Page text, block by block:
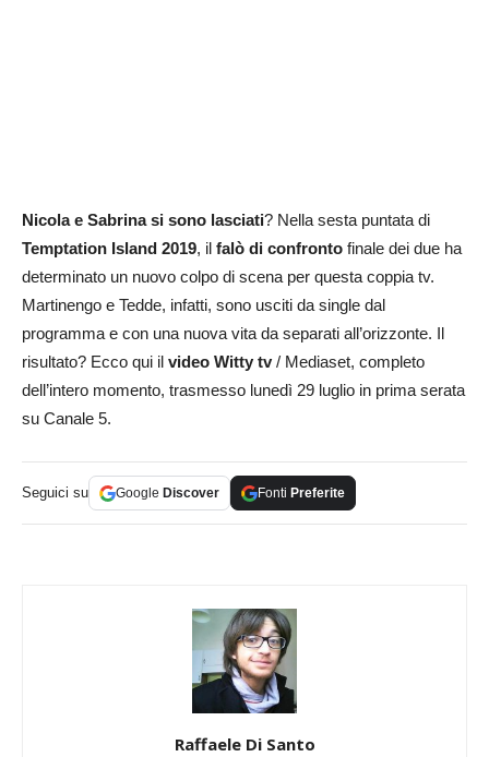
Nicola e Sabrina si sono lasciati? Nella sesta puntata di
Temptation Island 2019, il falò di confronto finale dei due ha
determinato un nuovo colpo di scena per questa coppia tv.
Martinengo e Tedde, infatti, sono usciti da single dal
programma e con una nuova vita da separati all’orizzonte. Il
risultato? Ecco qui il video Witty tv/ Mediaset, completo
dell’intero momento, trasmesso lunedì 29 luglio in prima serata
su Canale 5.
Seguici su Google Discover Fonti Preferite
Raffaele Di Santo